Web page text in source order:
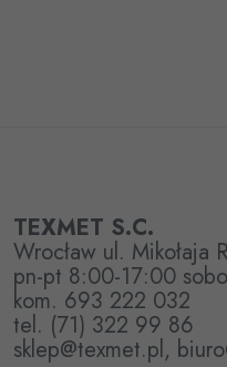
TEXMET S.C.
Wrocław ul. Mikołaja
pn-pt 8:00-17:00
kom. 693 222 032
tel. (71) 322 99 86
sklep@texmet.pl,